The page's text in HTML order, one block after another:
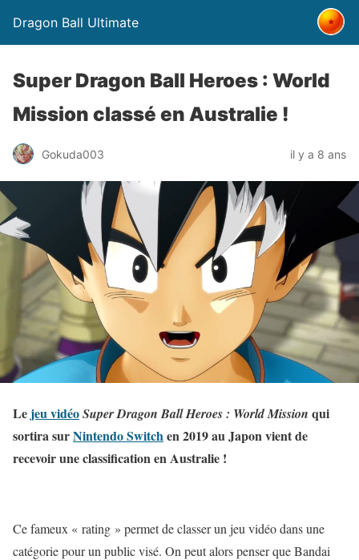
Dragon Ball Ultimate
Super Dragon Ball Heroes : World
Mission classé en Australie !
Gokuda003 il y a 8 ans
Le jeu vidéoSuper Dragon Ball Heroes : World Mission qui
sortira surNintendo Switchen 2019 au Japon vient de
recevoir une classification en Australie !
Ce fameux « rating » permet de classer un jeu vidéo dans une
catégorie pour un public visé. On peut alors penser que Bandai